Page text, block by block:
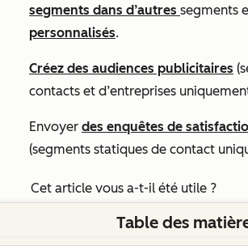
segments dans d’autres segments
personnalisés.
Créez des audiences publicitaires
contacts et d’entreprises
Envoyer des enquêtes de
(segments statiques de contact
Cet article vous a-t-il été utile ?
Non
Table des